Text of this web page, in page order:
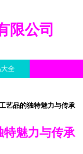
限公司
全
艺品的独特魅力与传承
魅力与传承